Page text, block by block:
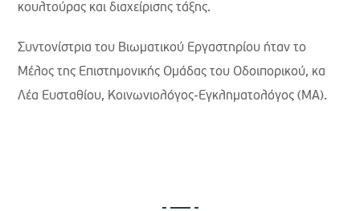
κουλτούρας και διαχείρισης τάξης.
Συντονίστρια του Βιωματικού Εργαστηρίου ήταν το
Μέλος της Επιστημονικής Ομάδας του Οδοιπορικού, κα
Λέα Ευσταθίου, Κοινωνιολόγος-Εγκληματολόγος (ΜΑ).